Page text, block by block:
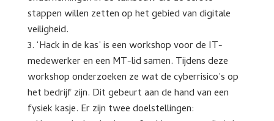
stappen willen zetten op het gebied van digitale
veiligheid.
‘Hack in de kas’ is een workshop voor de IT-
medewerker en een MT-lid samen. Tijdens deze
workshop onderzoeken ze wat de cyberrisico’s op
het bedrijf zijn. Dit gebeurt aan de hand van een
fysiek kasje. Er zijn twee doelstellingen: